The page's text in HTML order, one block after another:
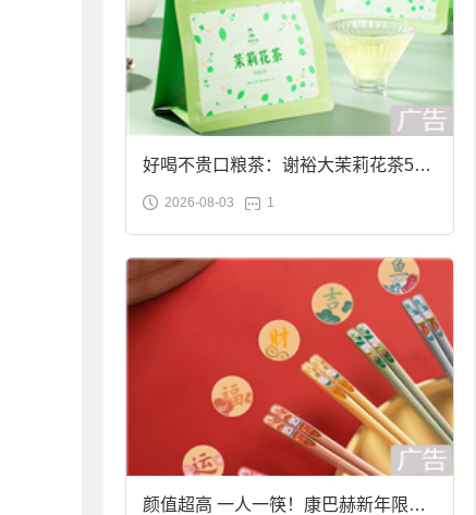
好喝不贵口粮茶：谢裕大茉莉花茶50g
袋装9.9元到手
2026-08-03 1
颜值超高 一人一筷！康巴赫新年限定